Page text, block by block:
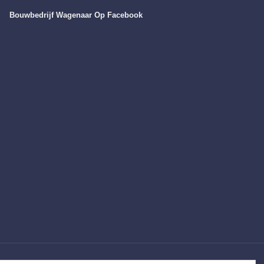
Bouwbedrijf Wagenaar Op Facebook